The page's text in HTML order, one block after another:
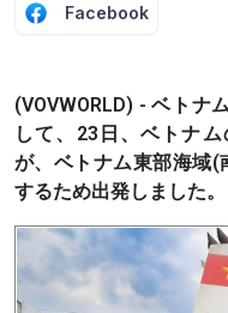
Facebook
(VOVWORLD) - ベトナ
して、23日、ベトナ
が、ベトナム東部海域(
するため出発しました。